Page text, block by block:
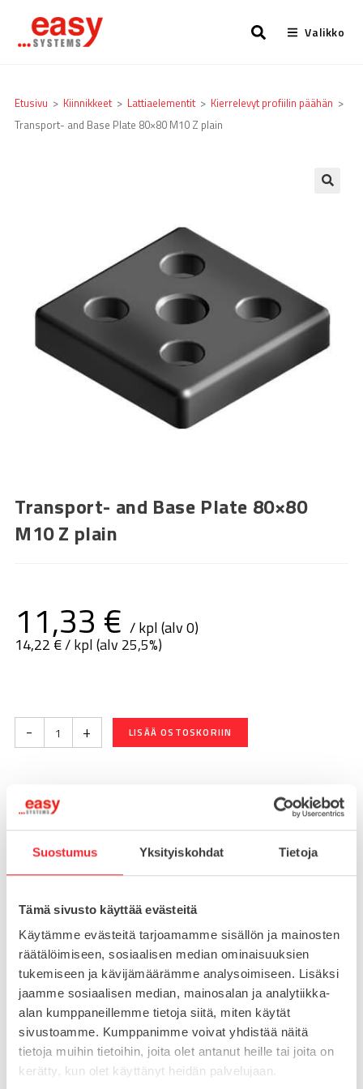
Suostumus Yksityiskohdat Tietoja
Tämä sivusto käyttää evästeitä
Käytämme evästeitä tarjoamamme sisällön ja mainosten
räätälöimiseen, sosiaalisen median ominaisuuksien
tukemiseen ja kävijämäärämme analysoimiseen. Lisäksi
jaamme sosiaalisen median, mainosalan ja analytiikka-
alan kumppaneillemme tietoja siitä, miten käytät
sivustoamme. Kumppanimme voivat yhdistää näitä
tietoja muihin tietoihin, joita olet antanut heille tai joita on
kerätty, kun olet käyttänyt heidän palvelujaan.
Valikko
Etusivu > Kiinnikkeet > Lattia­elementit > Kierrelevyt profiilin päähän >
Transport- and Base Plate 80×80 M10 Z plain
Transport- and Base Plate 80×80
M10 Z plain
11,33 € / kpl (alv 0)
14,22 €/ kpl (alv 25,5%)
- + LISÄÄ OSTOSKORIIN
Toimitusaika 7-10 arkipäivää
Pikatoimitus mahdollinen, kysy myynnistämme.
Toimituskulut 25€ kun lähetyksen pituus alle 1900mm.
Tuotenumero093T80801008R
Osasto
Kierrelevyt profiilin päähän
MATERIAALI
sinkki
MYYNTIERÄ
1